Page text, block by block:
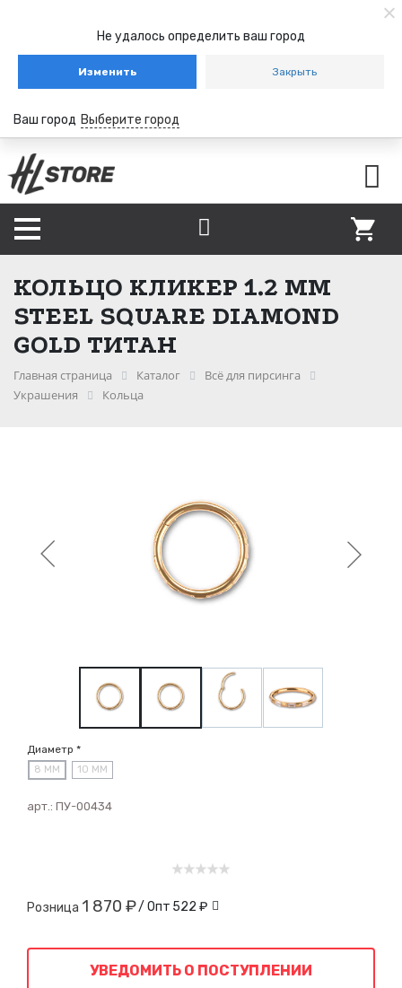
Не удалось определить ваш город
Изменить Закрыть
Ваш город Выберите город
КОЛЬЦО КЛИКЕР 1.2 ММ
STEEL SQUARE DIAMOND
GOLD ТИТАН
Главная страница Каталог
Всё для пирсинга
Украшения
Кольца
Диаметр *
8 ММ 10 ММ
арт.: ПУ-00434
Розница 1 870 ₽/ Опт 522 ₽
УВЕДОМИТЬ О ПОСТУПЛЕНИИ